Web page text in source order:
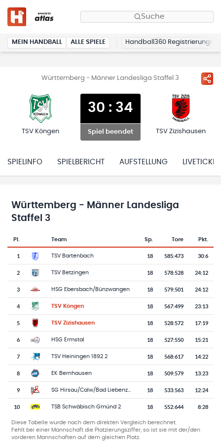
Suche
MEIN HANDBALL ALLE SPIELE Handball360 Registrierung
Württemberg - Männer Landesliga Staffel 3
TSV Köngen
30 : 34
Spiel beendet TSV Zizishausen
SPIELINFO SPIELBERICHT AUFSTELLUNG LIVETICKER
Württemberg - Männer Landesliga
Staffel 3
Tabelle mit Vereinsplatzierungen, Spielen, Toren und Punkten
Pl.
Team-Logo
Team Sp. Tore Pkt.
1 TSV Bartenbach 18 585:473 30:6
2 TSV Betzingen 18 578:528 24:12
3 HSG Ebersbach/Bünzwangen 18 579:501 24:12
4 TSV Köngen 18 567:499 23:13
5 TSV Zizishausen 18 528:572 17:19
6 HSG Ermstal 18 527:550 15:21
7 TSV Heiningen 1892 2 18 568:617 14:22
8 EK Bernhausen 18 509:579 13:23
9 SG Hirsau/Calw/Bad Liebenzell 18 533:563 12:24
10 TSB Schwäbisch Gmünd 2 18 552:644 8:28
Diese Tabelle wurde nach dem direkten Vergleich berechnet.
Fehlt bei einer Mannschaft die Platzierungsziffer, so ist sie mit der/den
vorderen Mannschaften auf dem gleichen Platz.